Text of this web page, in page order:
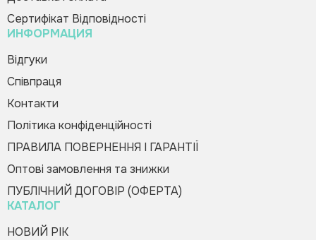
Сертифікат Відповідності
ИНФОРМАЦИЯ
Відгуки
Співпраця
Контакти
Політика конфіденційності
ПРАВИЛА ПОВЕРНЕННЯ І ГАРАНТІЇ
Оптові замовлення та знижки
ПУБЛІЧНИЙ ДОГОВІР (ОФЕРТА)
КАТАЛОГ
НОВИЙ РІК